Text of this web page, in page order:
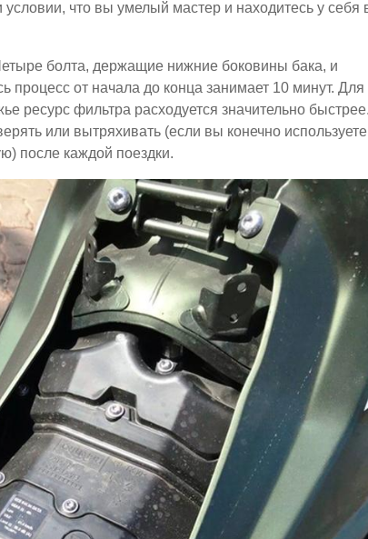
что вы умелый мастер и находитесь у себя
болта, держащие нижние боковины бака, и
от начала до конца занимает 10 минут. Для
ресурс фильтра расходуется значительно
или вытряхивать (если вы конечно используете
после каждой поездки.